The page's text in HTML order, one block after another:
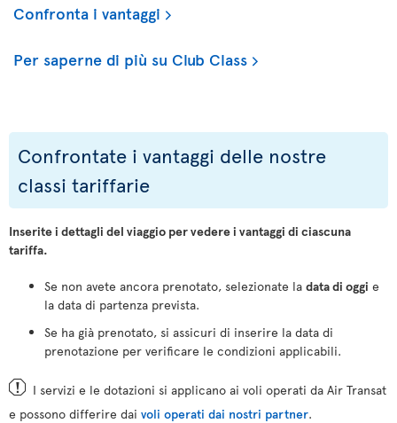
Confronta i vantaggi
Per saperne di più su Club Class
Confrontate i vantaggi delle nostre
classi tariffarie
Inserite i dettagli del viaggio per vedere i vantaggi di ciascuna
tariffa.
Se non avete ancora prenotato, selezionate la data di oggi e
la data di partenza prevista.
Se ha già prenotato, si assicuri di inserire la data di
prenotazione per verificare le condizioni applicabili.
I servizi e le dotazioni si applicano ai voli operati da Air Transat
e possono differire dai voli operati dai nostri partner.